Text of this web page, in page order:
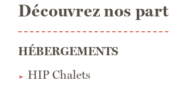
Découvrez nos
HÉBERGEMENTS
HIP Chalets